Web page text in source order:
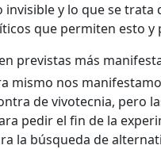
y lo que se trata
que permiten esto y
previstas más
mismo nos
de vivotecnia, pero
pedir el fin de la
la búsqueda de